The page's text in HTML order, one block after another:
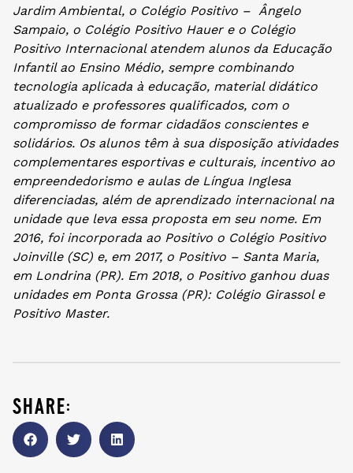
Jardim Ambiental, o Colégio Positivo – Ângelo
Sampaio, o Colégio Positivo Hauer e o Colégio
Positivo Internacional atendem alunos da Educação
Infantil ao Ensino Médio, sempre combinando
tecnologia aplicada à educação, material didático
atualizado e professores qualificados, com o
compromisso de formar cidadãos conscientes e
solidários. Os alunos têm à sua disposição atividades
complementares esportivas e culturais, incentivo ao
empreendedorismo e aulas de Língua Inglesa
diferenciadas, além de aprendizado internacional na
unidade que leva essa proposta em seu nome. Em
2016, foi incorporada ao Positivo o Colégio Positivo
Joinville (SC) e, em 2017, o Positivo – Santa Maria,
em Londrina (PR). Em 2018, o Positivo ganhou duas
unidades em Ponta Grossa (PR): Colégio Girassol e
Positivo Master.
share: